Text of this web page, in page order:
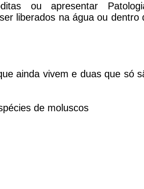
ou apresentar
liberados na água ou dentro
ainda vivem e duas que só
de moluscos